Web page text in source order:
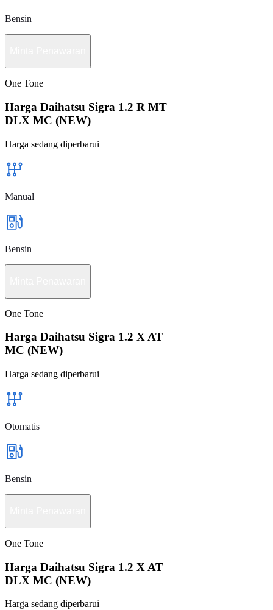
Bensin
One Tone
Harga Daihatsu Sigra 1.2 R MT
DLX MC (NEW)
Harga sedang diperbarui
Manual
Bensin
One Tone
Harga Daihatsu Sigra 1.2 X AT
MC (NEW)
Harga sedang diperbarui
Otomatis
Bensin
One Tone
Harga Daihatsu Sigra 1.2 X AT
DLX MC (NEW)
Harga sedang diperbarui